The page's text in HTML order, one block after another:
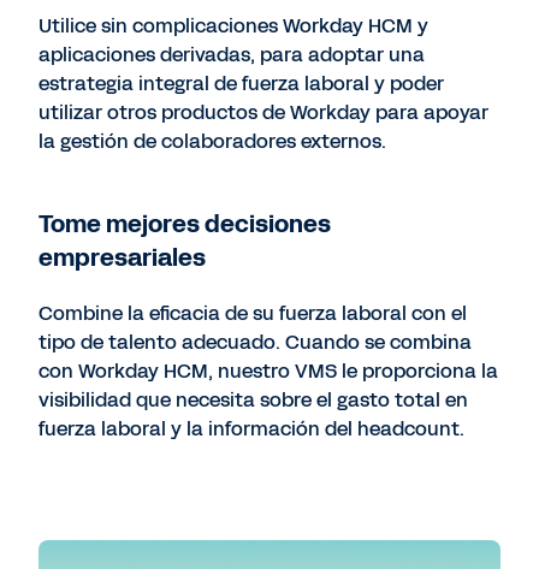
Utilice sin complicaciones Workday HCM y
aplicaciones derivadas, para adoptar una
estrategia integral de fuerza laboral y poder
utilizar otros productos de Workday para apoyar
la gestión de colaboradores externos.
Tome mejores decisiones
empresariales
Combine la eficacia de su fuerza laboral con el
tipo de talento adecuado. Cuando se combina
con Workday HCM, nuestro VMS le proporciona la
visibilidad que necesita sobre el gasto total en
fuerza laboral y la información del headcount.